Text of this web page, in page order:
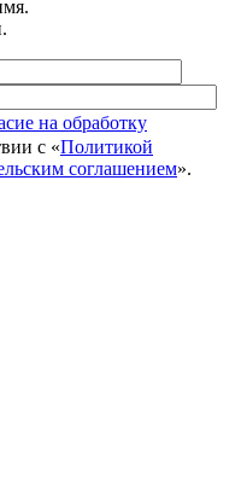
на обработку
с «Политикой
соглашением».